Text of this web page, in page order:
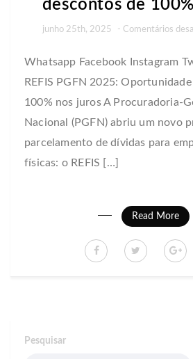
descontos de
junho 25th, 2025 - Comentários
Whatsapp Facebook Instagram
REFIS PGFN 2025:
100% nos juros A Procuradoria-
Nacional (PGFN) abriu um novo
parcelamento de dívidas para
físicas: o REFIS […]
Read More
Pesquisar